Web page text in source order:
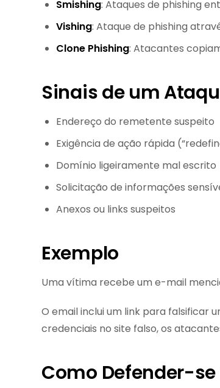
Smishing: Ataques de phishing
Vishing: Ataque de phishing
Clone Phishing: Atacantes
Sinais de um
Endereço do remetente suspeito
Exigência de ação rápida
Domínio ligeiramente mal escrito
Solicitação de informações
Anexos ou links suspeitos
Exemplo
Uma vítima recebe um e-mail
O email inclui um link para falsificar
credenciais no site falso, os
Como Defender-